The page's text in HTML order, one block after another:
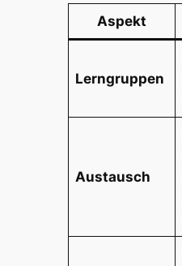
Aspekt
Lerngruppen
Austausch